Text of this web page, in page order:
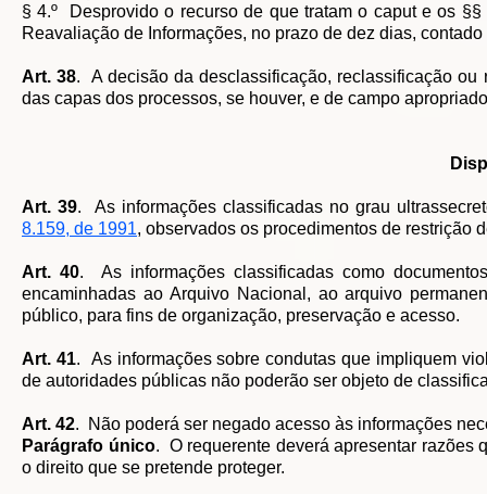
§ 4.º Desprovido o recurso de que tratam o caput e os
Reavaliação de Informações, no prazo de dez dias,
Art. 38. A decisão da desclassificação, reclassificação
das capas dos processos, se houver, e de campo
Art. 39. As informações classificadas no grau
8.159, de 1991, observados os procedimentos de restrição
Art. 40. As informações classificadas como
encaminhadas ao Arquivo Nacional, ao arquivo
público, para fins de organização, preservação e acesso.
Art. 41. As informações sobre condutas que impliquem
de autoridades públicas não poderão ser objeto de
Art. 42. Não poderá ser negado acesso às informações
Parágrafo único. O requerente deverá apresentar razões
o direito que se pretende proteger.